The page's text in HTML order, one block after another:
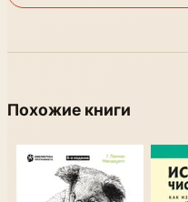
Похожие книги